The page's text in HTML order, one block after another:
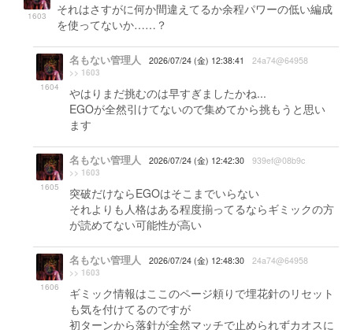
1603
それはさすがに何か間違えてるか余程パワーの低い編成
を使ってないか……？
1604
名もない管理人 2026/07/24 (金) 12:38:41 24a74@64958
>> 1603
やはりまだ挑むのは早すぎましたかね...
EGOが全然引けてないので集めてから挑もうと思い
ます
1605
名もない管理人 2026/07/24 (金) 12:42:30 939ef@08b9c
>> 1603
突破だけならEGOはそこまでいらない
それよりも人格はある程度揃ってるならギミックの方
が読めてない可能性が高い
1606
名もない管理人 2026/07/24 (金) 12:48:30 24a74@64958
>> 1603
ギミック情報はここのページ頼りで埋花針のリセット
も気を付けてるのですが
初ターンから落針が全然マッチで止められずカオスに